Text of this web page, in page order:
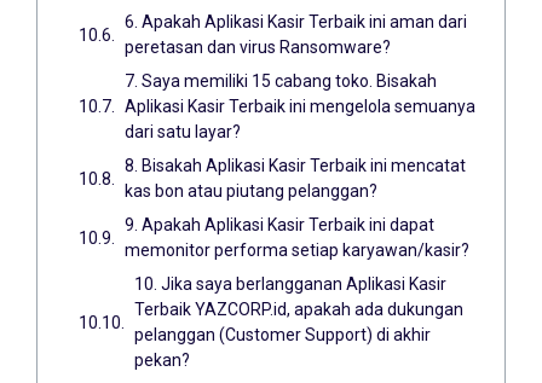
6. Apakah Aplikasi Kasir Terbaik ini aman dari
peretasan dan virus Ransomware?
7. Saya memiliki 15 cabang toko. Bisakah
Aplikasi Kasir Terbaik ini mengelola semuanya
dari satu layar?
8. Bisakah Aplikasi Kasir Terbaik ini mencatat
kas bon atau piutang pelanggan?
9. Apakah Aplikasi Kasir Terbaik ini dapat
memonitor performa setiap karyawan/kasir?
10. Jika saya berlangganan Aplikasi Kasir
Terbaik YAZCORP.id, apakah ada dukungan
pelanggan (Customer Support) di akhir
pekan?